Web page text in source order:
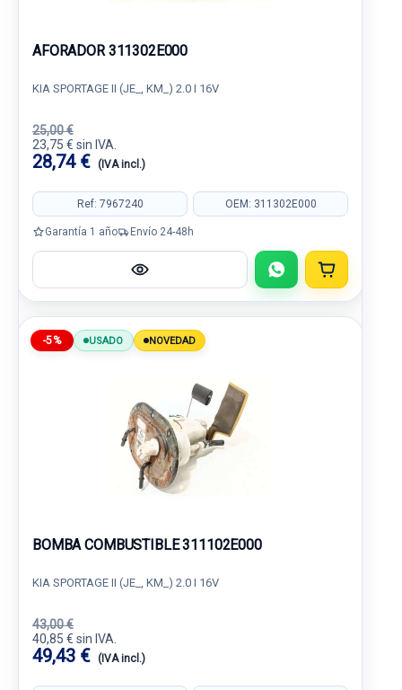
AFORADOR 311302E000
KIA SPORTAGE II (JE_, KM_) 2.0 I 16V
25,00 €
23,75 € sin IVA.
28,74 € (IVA incl.)
Ref: 7967240 OEM: 311302E000
Garantía 1 año Envío 24-48h
-5% USADO NOVEDAD
BOMBA COMBUSTIBLE 311102E000
KIA SPORTAGE II (JE_, KM_) 2.0 I 16V
43,00 €
40,85 € sin IVA.
49,43 € (IVA incl.)